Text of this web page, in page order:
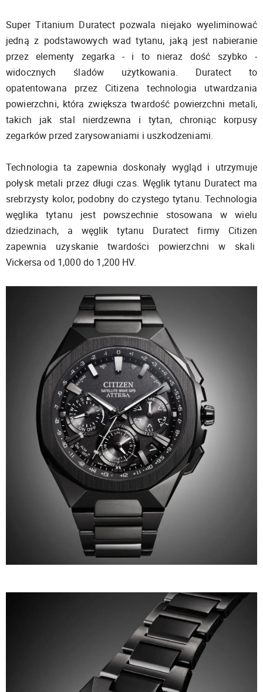
Super Titanium Duratect pozwala niejako wyeliminować
jedną z podstawowych wad tytanu, jaką jest nabieranie
przez elementy zegarka - i to nieraz dość szybko -
widocznych śladów użytkowania. Duratect to
opatentowana przez Citizena technologia utwardzania
powierzchni, która zwiększa twardość powierzchni metali,
takich jak stal nierdzewna i tytan, chroniąc korpusy
zegarków przed zarysowaniami i uszkodzeniami.
Technologia ta zapewnia doskonały wygląd i utrzymuje
połysk metali przez długi czas. Węglik tytanu Duratect ma
srebrzysty kolor, podobny do czystego tytanu. Technologia
węglika tytanu jest powszechnie stosowana w wielu
dziedzinach, a węglik tytanu Duratect firmy Citizen
zapewnia uzyskanie twardości powierzchni w skali
Vickersa od 1,000 do 1,200 HV.